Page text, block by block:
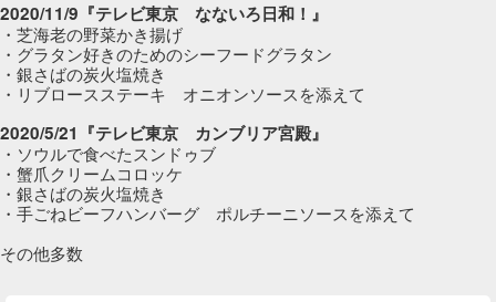
2020/11/9『テレビ東京 なないろ日和！』
・芝海老の野菜かき揚げ
・グラタン好きのためのシーフードグラタン
・銀さばの炭火塩焼き
・リブロースステーキ オニオンソースを添えて
2020/5/21『テレビ東京 カンブリア宮殿』
・ソウルで食べたスンドゥブ
・蟹爪クリームコロッケ
・銀さばの炭火塩焼き
・手ごねビーフハンバーグ ポルチーニソースを添えて
その他多数